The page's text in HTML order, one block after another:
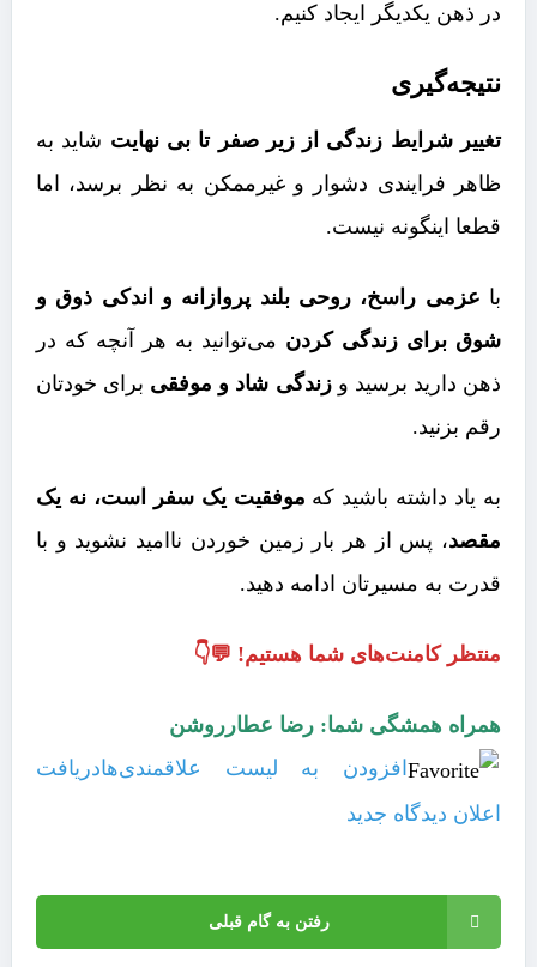
در ذهن یکدیگر ایجاد کنیم.
نتیجه‌گیری
تغییر شرایط زندگی از زیر صفر تا بی نهایت شاید به
ظاهر فرایندی دشوار و غیرممکن به نظر برسد، اما
قطعا اینگونه نیست.
با عزمی راسخ، روحی بلند پروازانه و اندکی ذوق و
شوق برای زندگی کردن می‌توانید به هر آنچه که در
ذهن دارید برسید وزندگی شاد و موفقی برای خودتان
رقم بزنید.
به یاد داشته باشید که موفقیت یک سفر است، نه یک
مقصد، پس از هر بار زمین خوردن ناامید نشوید و با
قدرت به مسیرتان ادامه دهید.
منتظر کامنت‌های شما هستیم! 💬👇
همراه همشگی شما: رضا عطارروشن
افزودن به لیست علاقمندی‌هادریافت
اعلان دیدگاه‌ جدید
رفتن به گام قبلی